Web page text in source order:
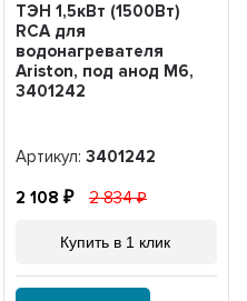
ТЭН 1,5кВт (1500Вт)
RCA для
водонагревателя
Ariston, под анод М6,
3401242
Артикул: 3401242
2 108 2 834
Купить в 1 клик